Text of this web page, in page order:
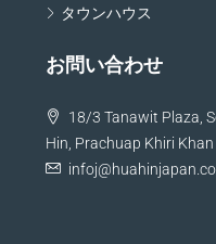
タウンハウス
お問い合わせ
18/3 Tanawit Plaza,
Hin, Prachuap Khiri